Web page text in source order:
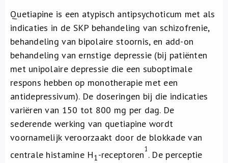
Quetiapine is een atypisch antipsychoticum met als
indicaties in de SKP behandeling van schizofrenie,
behandeling van bipolaire stoornis, en add-on
behandeling van ernstige depressie (bij patiënten
met unipolaire depressie die een suboptimale
respons hebben op monotherapie met een
antidepressivum). De doseringen bij die indicaties
variëren van 150 tot 800 mg per dag. De
sederende werking van quetiapine wordt
voornamelijk veroorzaakt door de blokkade van
centrale histamine H1-receptoren1 . De perceptie